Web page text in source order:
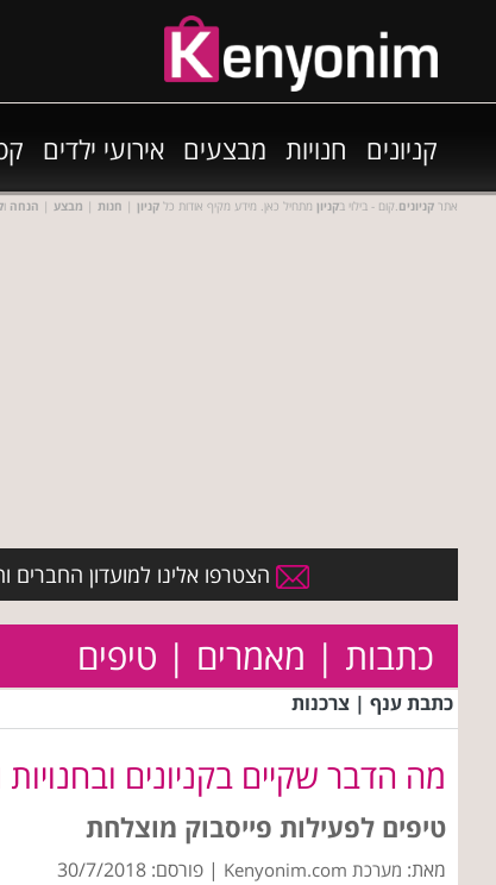
קניונים חנויות מבצעים אירועי ילדים
אתר קניונים.קום - בילוי בקניון מתחיל כאן. מידע מקיף אודות כל קניון | חנות | מבצע | הנחה ו
הצטרפו אלינו למועדון החברים
כתבות | מאמרים | טיפים
כתבת ענף | צרכנות
מה הדבר שקיים בקניונים
טיפים לפעילות פייסבוק מוצלחת
מאת: מערכת Kenyonim.com | פורסם: 30/7/2018